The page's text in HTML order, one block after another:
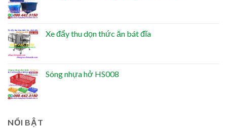
Xe đẩy thu dọn thức ăn bát đĩa
Sóng nhựa hở HS008
NỔI BẬT